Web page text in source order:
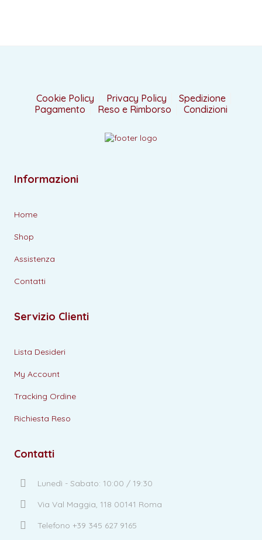
Cookie Policy Privacy Policy
Spedizione
Pagamento
Reso e Rimborso Condizioni
Informazioni
Home
Shop
Assistenza
Contatti
Servizio Clienti
Lista Desideri
My Account
Tracking Ordine
Richiesta Reso
Contatti
Lunedì - Sabato: 10:00 / 19:30
Via Val Maggia, 118 00141 Roma
Telefono +39 345 627 9165